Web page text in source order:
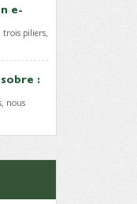
e-
piliers,
:
nous